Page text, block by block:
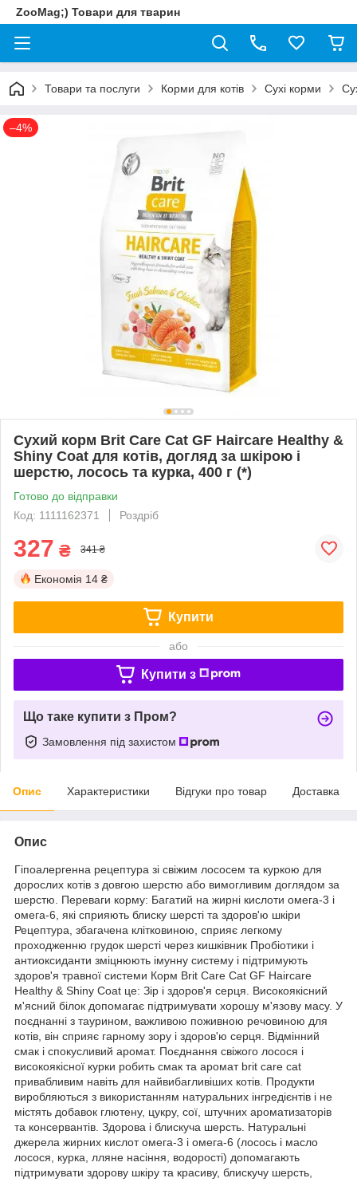
ZooMag;) Товари для тварин
Товари та послуги Корми для котів Сухі корми
–4%
Сухий корм Brit Care Cat GF Haircare Healthy &
Shiny Coat для котів, догляд за шкірою і
шерстю, лосось та курка, 400 г (*)
Готово до відправки
Код: 1111162371
Роздріб
327 ₴ 341 ₴
Економія 14 ₴
Купити
або
Купити з
Що таке купити з Пром?
Замовлення під захистом
Опис Характеристики Відгуки про товар Доставка
Опис
Гіпоалергенна рецептура зі свіжим лососем та куркою для
дорослих котів з довгою шерстю або вимогливим доглядом за
шерстю. Переваги корму: Багатий на жирні кислоти омега-3 і
омега-6, які сприяють блиску шерсті та здоров'ю шкіри
Рецептура, збагачена клітковиною, сприяє легкому
проходженню грудок шерсті через кишківник Пробіотики і
антиоксиданти зміцнюють імунну систему і підтримують
здоров'я травної системи Корм Brit Care Cat GF Haircare
Healthy & Shiny Coat це: Зір і здоров'я серця. Високоякісний
м'ясний білок допомагає підтримувати хорошу м'язову масу. У
поєднанні з таурином, важливою поживною речовиною для
котів, він сприяє гарному зору і здоров'ю серця. Відмінний
смак і спокусливий аромат. Поєднання свіжого лосося і
високоякісної курки робить смак та аромат brit care cat
привабливим навіть для найвибагливіших котів. Продукти
виробляються з використанням натуральних інгредієнтів і не
містять добавок глютену, цукру, сої, штучних ароматизаторів
та консервантів. Здорова і блискуча шерсть. Натуральні
джерела жирних кислот омега-3 і омега-6 (лосось і масло
лосося, курка, лляне насіння, водорості) допомагають
підтримувати здорову шкіру та красиву, блискучу шерсть,